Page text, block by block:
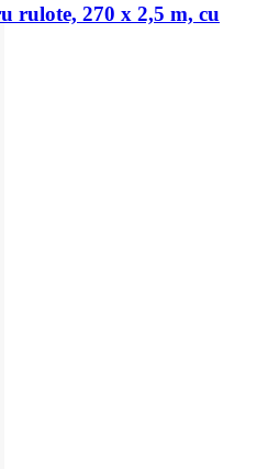
rulote, 270 x 2,5 m, cu